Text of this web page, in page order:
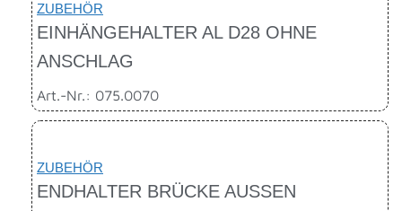
ZUBEHÖR
EINHÄNGEHALTER AL D28 OHNE
ANSCHLAG
Art.-Nr.: 075.0070
ZUBEHÖR
ENDHALTER BRÜCKE AUSSEN